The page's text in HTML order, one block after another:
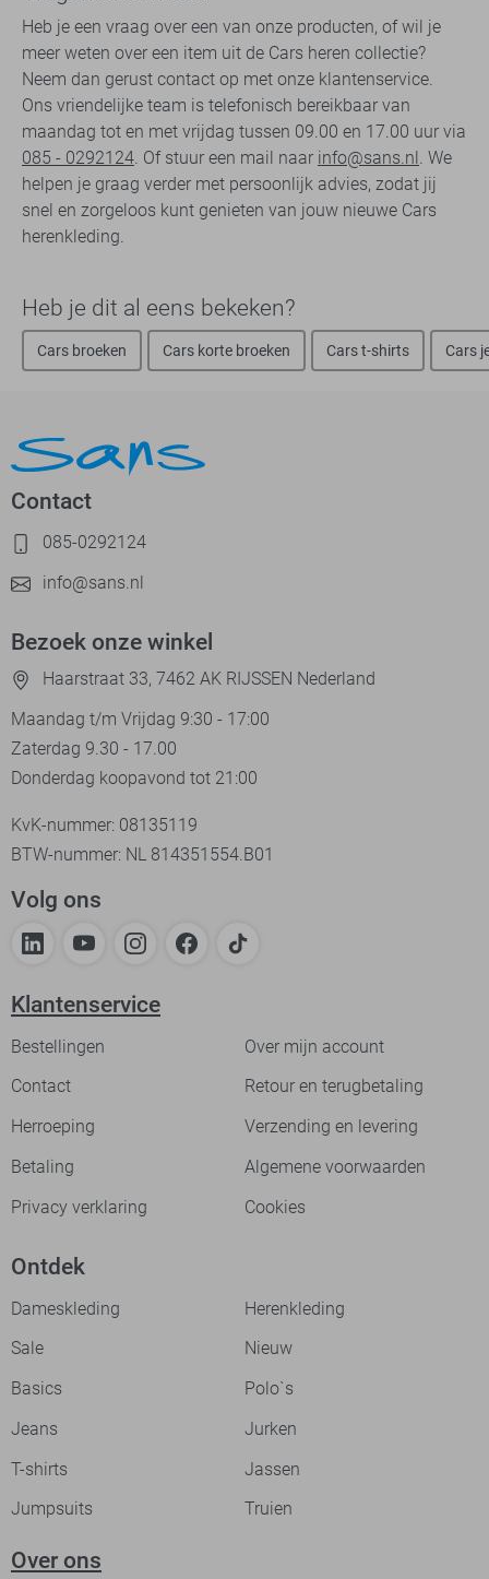
Heb je een vraag over een van onze producten, of wil je
meer weten over een item uit de Cars heren collectie?
Neem dan gerust contact op met onze klantenservice.
Ons vriendelijke team is telefonisch bereikbaar van
maandag tot en met vrijdag tussen 09.00 en 17.00 uur via
085 - 0292124. Of stuur een mail naar info@sans.nl. We
helpen je graag verder met persoonlijk advies, zodat jij
snel en zorgeloos kunt genieten van jouw nieuwe Cars
herenkleding.
Heb je dit al eens bekeken?
Cars broeken Cars korte broeken Cars t-shirts Cars
Contact
085-0292124
info@sans.nl
Bezoek onze winkel
Haarstraat 33, 7462 AK RIJSSEN Nederland
Maandag t/m Vrijdag 9:30 - 17:00
Zaterdag 9.30 - 17.00
Donderdag koopavond tot 21:00
KvK-nummer: 08135119
BTW-nummer: NL 814351554.B01
Volg ons
Klantenservice
Bestellingen
Over mijn account
Contact
Retour en terugbetaling
Herroeping
Verzending en levering
Betaling
Algemene voorwaarden
Privacy verklaring
Cookies
Ontdek
Dameskleding
Herenkleding
Sale
Nieuw
Basics
Polo`s
Jeans
Jurken
T-shirts
Jassen
Jumpsuits
Truien
Over ons